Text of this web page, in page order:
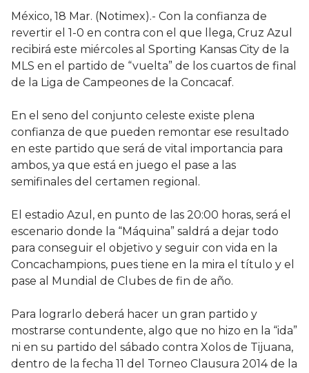
México, 18 Mar. (Notimex).- Con la confianza de
revertir el 1-0 en contra con el que llega, Cruz Azul
recibirá este miércoles al Sporting Kansas City de la
MLS en el partido de “vuelta” de los cuartos de final
de la Liga de Campeones de la Concacaf.
En el seno del conjunto celeste existe plena
confianza de que pueden remontar ese resultado
en este partido que será de vital importancia para
ambos, ya que está en juego el pase a las
semifinales del certamen regional.
El estadio Azul, en punto de las 20:00 horas, será el
escenario donde la “Máquina” saldrá a dejar todo
para conseguir el objetivo y seguir con vida en la
Concachampions, pues tiene en la mira el título y el
pase al Mundial de Clubes de fin de año.
Para lograrlo deberá hacer un gran partido y
mostrarse contundente, algo que no hizo en la “ida”
ni en su partido del sábado contra Xolos de Tijuana,
dentro de la fecha 11 del Torneo Clausura 2014 de la